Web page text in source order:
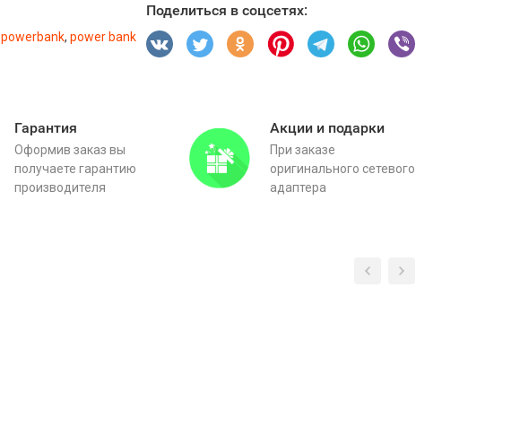
powerbank, power bank
Поделиться в соцсетях:
Гарантия
Оформив заказ вы
получаете гарантию
производителя
Акции и подарки
При заказе
оригинального сетевого
адаптера